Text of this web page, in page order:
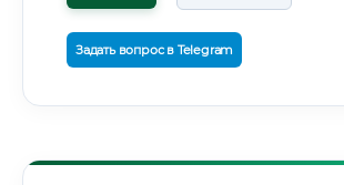
Задать вопрос в Telegram